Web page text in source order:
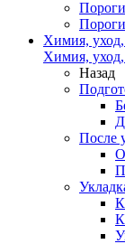
Химия,
Химия,
Назад
После